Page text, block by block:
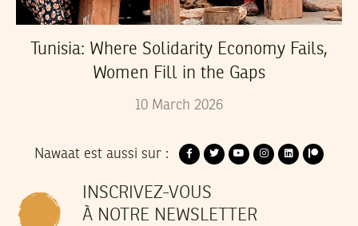
Tunisia: Where Solidarity Economy Fails,
Women Fill in the Gaps
10 March 2026
Nawaat est aussi sur :
INSCRIVEZ-VOUS
À NOTRE NEWSLETTER